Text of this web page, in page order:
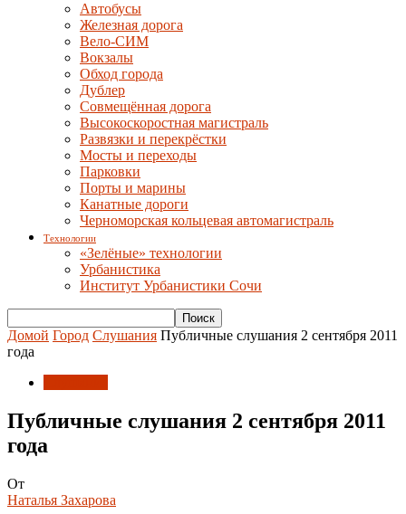
Автобусы
Железная дорога
Вело-СИМ
Вокзалы
Обход города
Дублер
Совмещённая дорога
Высокоскоростная магистраль
Развязки и перекрёстки
Мосты и переходы
Парковки
Порты и марины
Канатные дороги
Черноморская кольцевая автомагистраль
Технологии
«Зелёные» технологии
Урбанистика
Институт Урбанистики Сочи
Домой Город Слушания Публичные слушания 2 сентября 2011
года
Публичные слушания 2 сентября 2011
года
От
Наталья Захарова